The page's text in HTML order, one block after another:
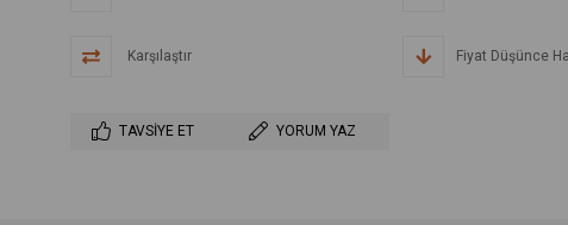
Karşılaştır Fiyat Düşünce
TAVSIYE ET YORUM YAZ